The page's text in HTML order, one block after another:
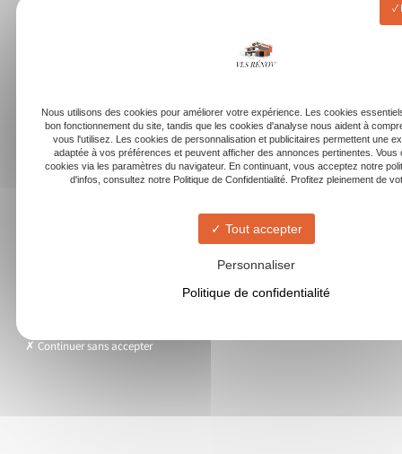
Nous utilisons des cookies pour améliorer votre expérience. Les cookies
bon fonctionnement du site, tandis que les cookies d'analyse nous aident à
vous l'utilisez. Les cookies de personnalisation et publicitaires permettent une
adaptée à vos préférences et peuvent afficher des annonces pertinentes. Vous
cookies via les paramètres du navigateur. En continuant, vous acceptez notre
d'infos, consultez notre Politique de Confidentialité. Profitez pleinement de
Tout accepter
Personnaliser
Politique de confidentialité
Continuer sans accepter